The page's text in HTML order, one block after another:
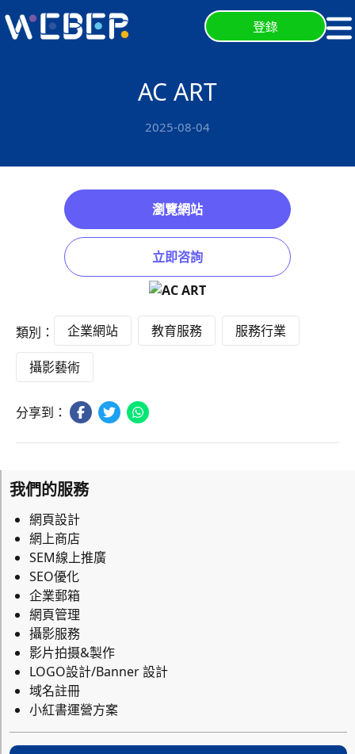
登錄
AC ART
2025-08-04
瀏覽網站
立即咨詢
類別： 企業網站 教育服務 服務行業
攝影藝術
分享到：
我們的服務
網頁設計
網上商店
SEM線上推廣
SEO優化
企業郵箱
網頁管理
攝影服務
影片拍摄&製作
LOGO設計/Banner 設計
域名註冊
小紅書運營方案